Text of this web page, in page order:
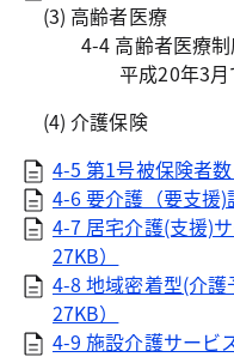
(3) 高齢者医療
4-4 高齢者医療制
平成20年3月で
(4) 介護保険
4-5 第1号被保険者数
4-6 要介護（要支援)
4-7 居宅介護(支援)
27KB）
4-8 地域密着型(介護
27KB）
4-9 施設介護サービ